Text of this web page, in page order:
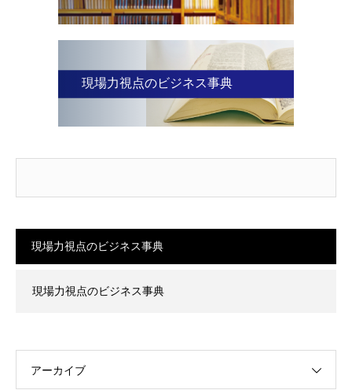
現場力視点のビジネス事典
現場力視点のビジネス事典
現場力視点のビジネス事典
アーカイブ